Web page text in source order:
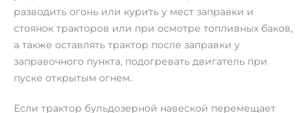
разводить огонь или курить у мест заправки и
стоянок тракторов или при осмотре топливных баков,
а также оставлять трактор после заправки у
заправочного пункта, подогревать двигатель при
пуске открытым огнем.
Если трактор бульдозерной навеской перемещает